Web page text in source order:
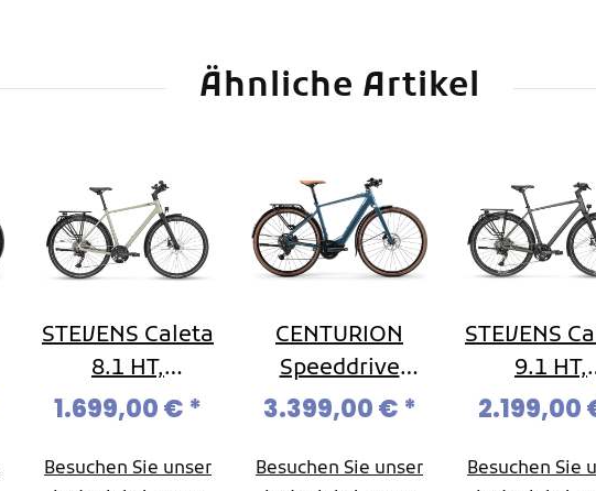
Ähnliche Artikel
STEVENS Caleta
8.1 HT,
Trekkingbike
U6000, 2x11-
1.699,00 € *
Besuchen Sie unser
CENTURION
Speeddrive
R800 EQ, Light
Ebike, Mod.
3.399,00 € *
Besuchen Sie unser
STEVENS
9.1 HT,
U8000,
2.199,00
Besuchen Sie